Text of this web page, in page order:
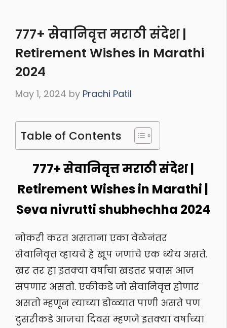
777+ सेवानिवृत्त मराठी संदेश |
Retirement Wishes in Marathi
2024
May 1, 2024 by Prachi Patil
Table of Contents
777+ सेवानिवृत्त मराठी संदेश |
Retirement Wishes in Marathi |
Seva nivrutti shubhechha 2024
नोकरी करत असताना एका वेळेनंतर
सेवानिवृत्त व्हायचे हे खूप जणांचे एक ध्येय असते.
खर तर हा इतक्या वर्षांचा खडतर प्रवास आज
संपणार असतो. एकीकडे जो सेवानिवृत्त होणार
असतो म्हणून त्याच्या डोळ्यात पाणी असते पण
दुसरीकडे आजचा दिवस म्हणजे इतक्या वर्षाच्या